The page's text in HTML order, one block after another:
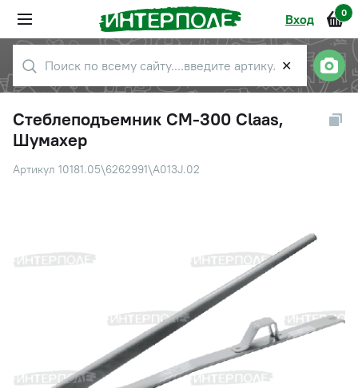
Вход 0
✕
Стеблеподъемник CM-300 Claas,
Шумахер
Артикул 10181.05\6262991\A013J.02